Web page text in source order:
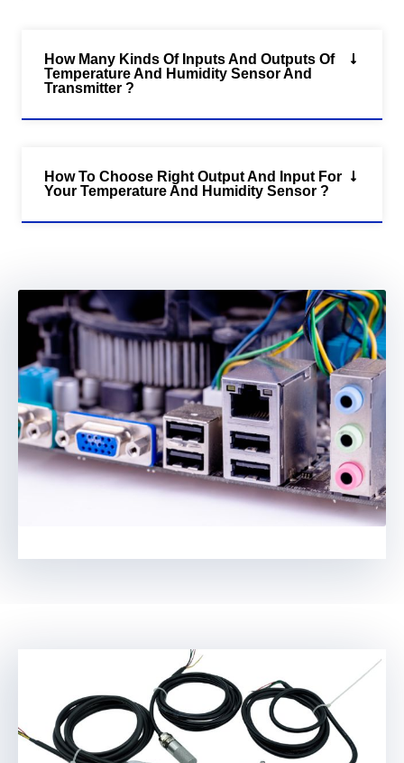
How Many Kinds Of Inputs And Outputs Of
Temperature And Humidity Sensor And
Transmitter ?
How To Choose Right Output And Input For
Your Temperature And Humidity Sensor ?